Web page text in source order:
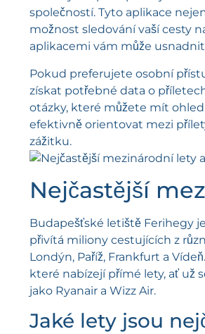
společností. Tyto aplikace
možnost sledování vaší cesty
aplikacemi vám může
Pokud preferujete osobní
získat potřebné data o
otázky, které můžete mít
efektivně orientovat mezi
zážitku.
Nejčastější
Budapešťské letiště Ferihegy
přivítá miliony cestujících z
Londýn, Paříž, Frankfurt a
které nabízejí přímé lety, ať už
jako Ryanair a Wizz Air.
Jaké lety jsou